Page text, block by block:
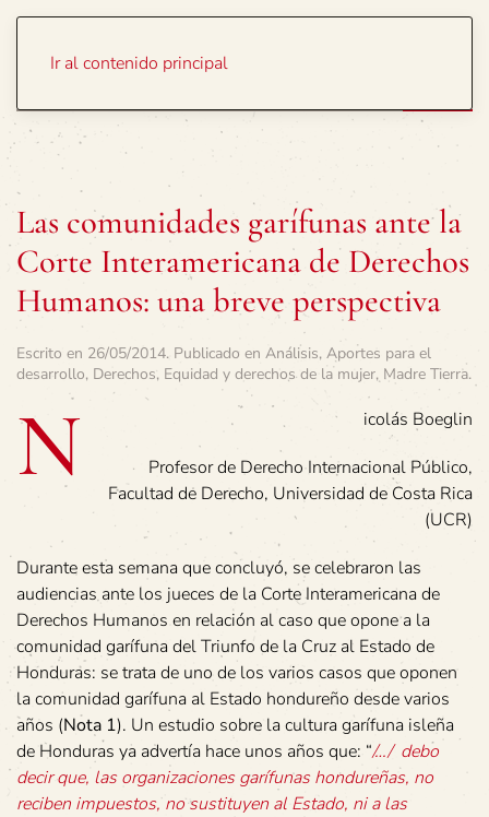
Ir al contenido principal
Las comunidades garífunas ante la
Corte Interamericana de Derechos
Humanos: una breve perspectiva
Escrito en 26/05/2014. Publicado en Análisis, Aportes para el
desarrollo, Derechos, Equidad y derechos de la mujer, Madre Tierra.
N
icolás Boeglin
Profesor de Derecho Internacional Público,
Facultad de Derecho, Universidad de Costa Rica
(UCR)
Durante esta semana que concluyó, se celebraron las
audiencias ante los jueces de la Corte Interamericana de
Derechos Humanos en relación al caso que opone a la
comunidad garífuna del Triunfo de la Cruz al Estado de
Honduras: se trata de uno de los varios casos que oponen
la comunidad garífuna al Estado hondureño desde varios
años (Nota 1). Un estudio sobre la cultura garífuna isleña
de Honduras ya advertía hace unos años que: “/…/ debo
decir que, las organizaciones garífunas hondureñas, no
reciben impuestos, no sustituyen al Estado, ni a las